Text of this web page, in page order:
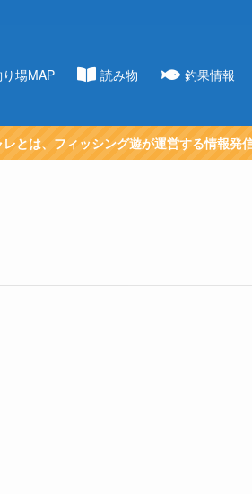
場MAP 読み物 釣果情報
とは、フィッシング遊が運営する情報発